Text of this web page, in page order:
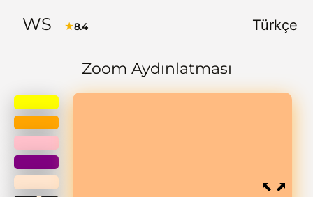
WS ★8.4 Türkçe
Zoom Aydınlatması